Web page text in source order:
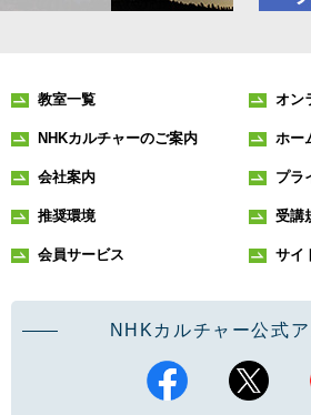
教室一覧 オン
NHKカルチャーのご案内 ホー
会社案内 プラ
推奨環境 受講
会員サービス サイ
NHKカルチャー公式ア